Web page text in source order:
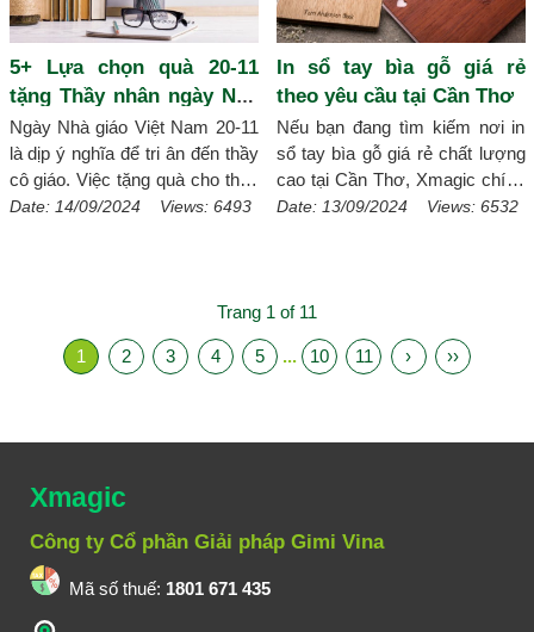
chuyên nghiệp, bút gỗ khắc tên,
khắc logo chính là lựa chọn quà
tặng hoàn hảo.[Chi tiết]
5+ Lựa chọn quà 20-11
tặng Thầy nhân ngày Nhà
giáo Việt Nam
Ngày Nhà giáo Việt Nam 20-11
là dịp ý nghĩa để tri ân đến thầy
cô giáo. Việc tặng quà cho thầy
cô nhân ngày này không chỉ thể
quà tặng 20-11 ý nghĩa đến
những người thầy của mình thì
bài viết này sẽ gợi ý cho bạn
Nam.[Chi tiết]
Date: 14/09/2024 Views: 6493
In sổ tay bìa gỗ giá rẻ
theo yêu cầu tại Cần Thơ
Nếu bạn đang tìm kiếm nơi in
sổ tay bìa gỗ giá rẻ chất lượng
cao tại Cần Thơ, Xmagic chính
là địa chỉ uy tín chuyên cung
hàng. Hãy cùng tìm hiểu vì sao
sổ tay bìa gỗ là một lựa chọn
tuyệt vời. [Chi tiết]
Date: 13/09/2024 Views: 6532
Trang 1 of 11
1 2 3 4 5 ... 10 11 › ››
Xmagic
Công ty Cổ phần Giải pháp Gimi Vina
Mã số thuế: 1801 671 435